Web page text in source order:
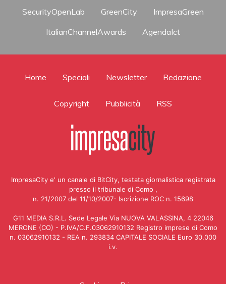
SecurityOpenLab
GreenCity
ImpresaGreen
ItalianChannelAwards
AgendaIct
Home Speciali Newsletter Redazione
Copyright Pubblicità RSS
ImpresaCity e' un canale di BitCity, testata giornalistica registrata
presso il tribunale di Como ,
n. 21/2007 del 11/10/2007- Iscrizione ROC n. 15698
G11 MEDIA S.R.L. Sede Legale Via NUOVA VALASSINA, 4 22046
MERONE (CO) - P.IVA/C.F.03062910132 Registro imprese di Como
n. 03062910132 - REA n. 293834 CAPITALE SOCIALE Euro 30.000
i.v.